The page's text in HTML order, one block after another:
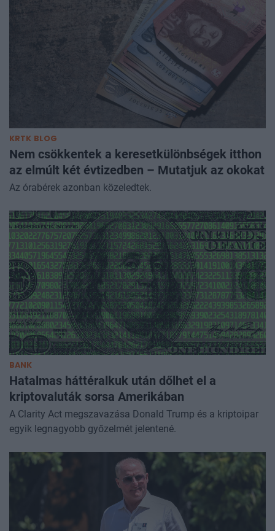
KRTK BLOG
Nem csökkentek a keresetkülönbségek itthon
az elmúlt két évtizedben – Mutatjuk az okokat
Az órabérek azonban közeledtek.
BANK
Hatalmas háttéralkuk után dőlhet el a
kriptovaluták sorsa Amerikában
A Clarity Act megszavazása Donald Trump és a kriptoipar
egyik legnagyobb győzelmét jelentené.